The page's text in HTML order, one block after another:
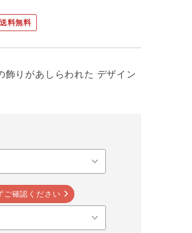
送料無料
飾りがあしらわれた デザイン
ご確認ください